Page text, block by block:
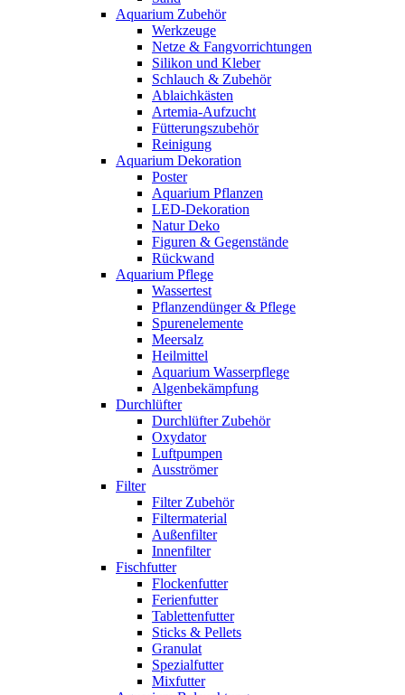
Aquarium Zubehör
Werkzeuge
Netze & Fangvorrichtungen
Silikon und Kleber
Schlauch & Zubehör
Ablaichkästen
Artemia-Aufzucht
Fütterungszubehör
Reinigung
Aquarium Dekoration
Poster
Aquarium Pflanzen
LED-Dekoration
Natur Deko
Figuren & Gegenstände
Rückwand
Aquarium Pflege
Wassertest
Pflanzendünger & Pflege
Spurenelemente
Meersalz
Heilmittel
Aquarium Wasserpflege
Algenbekämpfung
Durchlüfter
Durchlüfter Zubehör
Oxydator
Luftpumpen
Ausströmer
Filter
Filter Zubehör
Filtermaterial
Außenfilter
Innenfilter
Fischfutter
Flockenfutter
Ferienfutter
Tablettenfutter
Sticks & Pellets
Granulat
Spezialfutter
Mixfutter